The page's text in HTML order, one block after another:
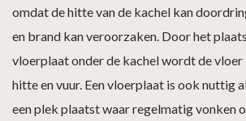
omdat de hitte van de kachel kan
en brand kan veroorzaken. Door het
vloerplaat onder de kachel wordt de
hitte en vuur. Een vloerplaat is ook nuttig
een plek plaatst waar regelmatig vonken